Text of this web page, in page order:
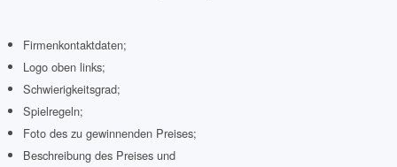
Firmenkontaktdaten;
Logo oben links;
Schwierigkeitsgrad;
Spielregeln;
Foto des zu gewinnenden Preises;
Beschreibung des Preises und